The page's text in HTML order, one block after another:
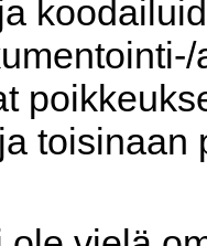
toisinaan